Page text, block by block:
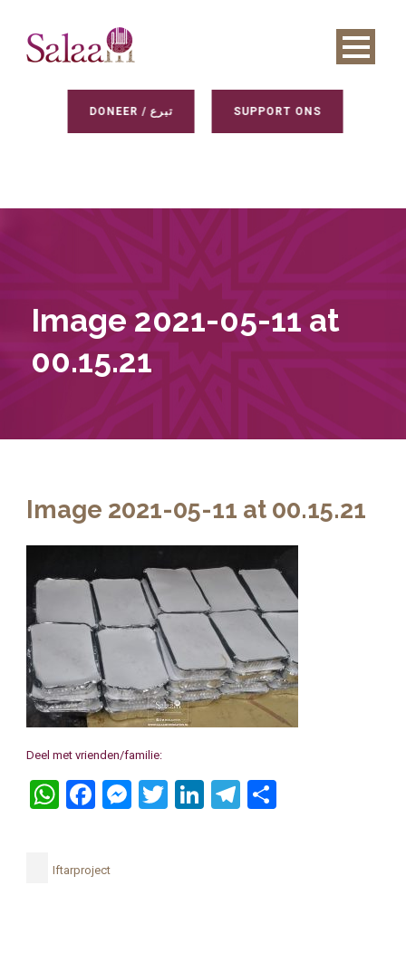
DONEER / تبرع SUPPORT ONS
Image 2021-05-11 at
00.15.21
Image 2021-05-11 at 00.15.21
Deel met vrienden/familie:
WhatsApp
Facebook
Messenger
Twitter
LinkedIn
Telegram
Iftarproject